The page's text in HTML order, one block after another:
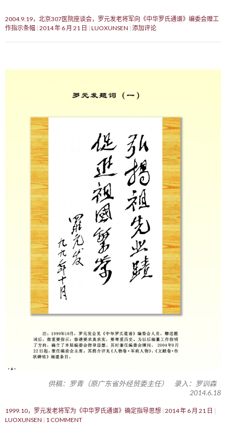
2004.9.19，北京307医院座谈会，罗元发老将军向《中华罗氏通谱》编委会赠工
作指示条幅 2014 年 6 月 21 日 LUOXUNSEN 添加评论
供稿：罗青（原广东省外经贸委主任） 录入：罗训森
2014.6.18
1999.10，罗元发老将军为《中华罗氏通谱》确定指导思想 2014 年 6 月 21 日
LUOXUNSEN
1 COMMENT